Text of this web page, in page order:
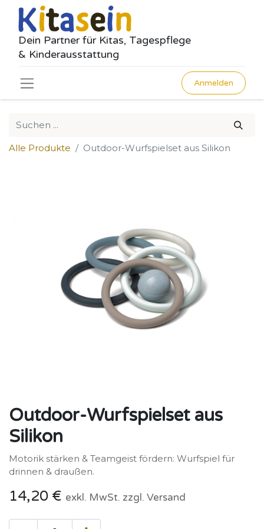
Dein Partner für Kitas, Tagespflege
& Kinderausstattung
Anmelden
Alle Produkte Outdoor-Wurfspielset aus Silikon
Outdoor-Wurfspielset aus
Silikon
Motorik stärken & Teamgeist fördern: Wurfspiel für
drinnen & draußen.
14,20 € exkl. MwSt. zzgl. Versand